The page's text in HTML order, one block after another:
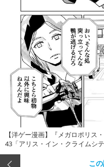
【洋ゲー漫画】『メガロポリス
43「アリス・イン・クライムシテ
こ